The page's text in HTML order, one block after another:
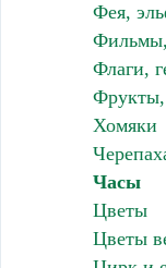
Фея,
Флаги,
Фрукты,
Хомяки
Часы
Цветы
Цветы